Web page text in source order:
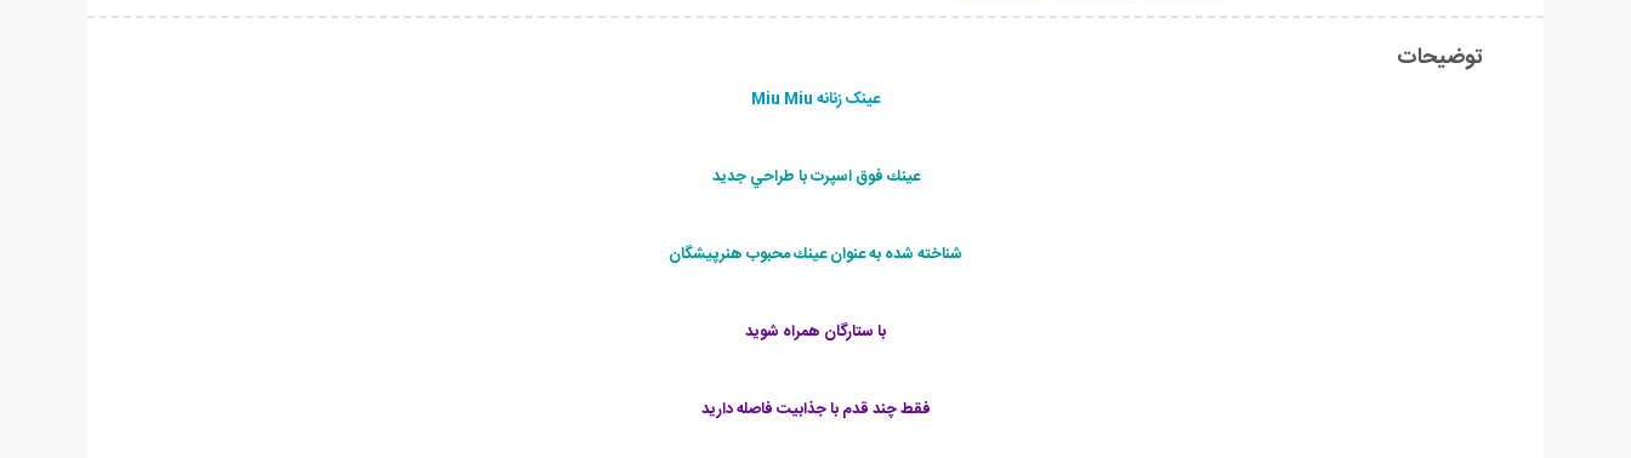
توضیحات
عینک زنانه Miu Miu
عينك فوق اسپرت با طراحي جديد
شناخته شده به عنوان عينك محبوب هنرپيشگان
با ستارگان همراه شويد
فقط چند قدم با جذابيت فاصله داريد